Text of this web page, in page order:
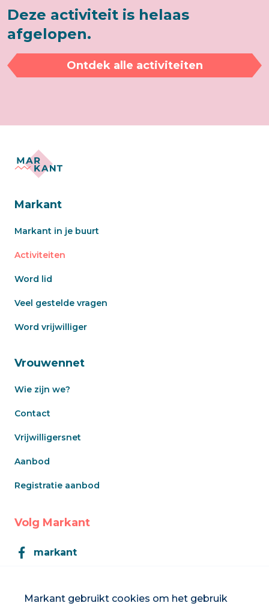
Markant gebruikt cookies om het gebruik
Deze activiteit is helaas
afgelopen.
Ontdek alle activiteiten
Markant
Markant in je buurt
Activiteiten
Word lid
Veel gestelde vragen
Word vrijwilliger
Vrouwennet
Wie zijn we?
Contact
Vrijwilligersnet
Aanbod
Registratie aanbod
Volg Markant
markant